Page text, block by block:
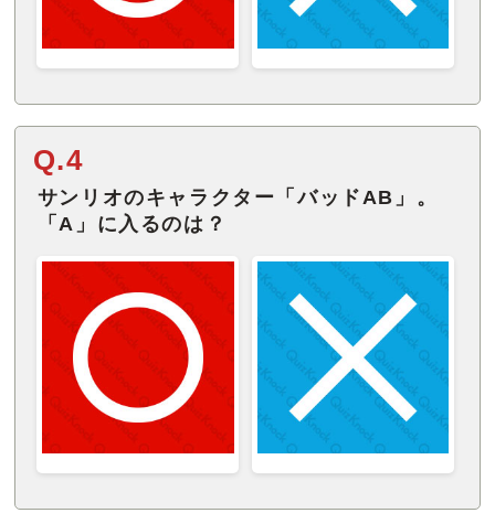
Q.4
サンリオのキャラクター「バッドAB」。
「A」に入るのは？